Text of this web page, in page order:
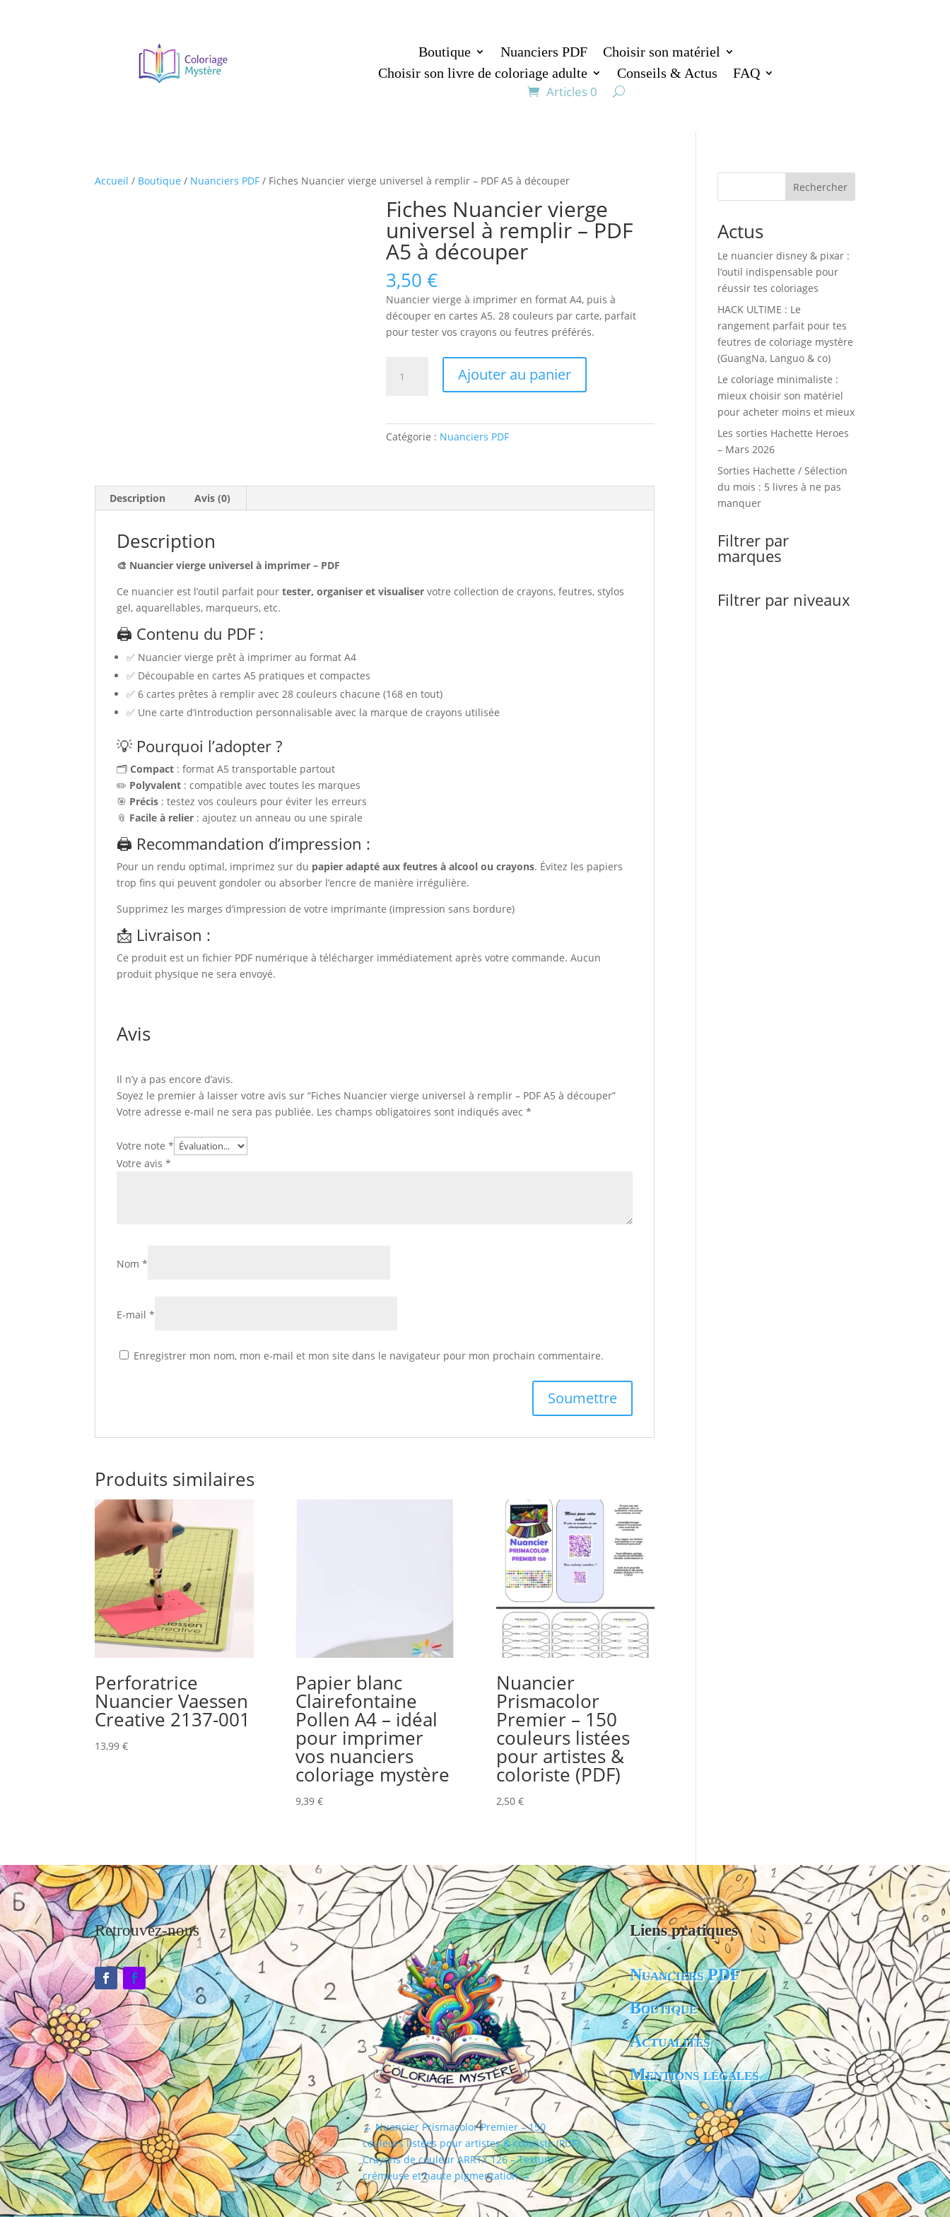
Boutique Nuanciers PDF
Choisir son matériel
Choisir son livre de coloriage adulte
Conseils & Actus FAQ
Articles 0
Accueil / Boutique / Nuanciers PDF / Fiches Nuancier vierge universel à remplir – PDF A5 à découper
Fiches Nuancier vierge
universel à remplir – PDF
A5 à découper
3,50€
Nuancier vierge à imprimer en format A4, puis à
découper en cartes A5. 28 couleurs par carte, parfait
pour tester vos crayons ou feutres préférés.
vierge
universel
PDF
Ajouter au panier
Catégorie : Nuanciers PDF
Description Avis (0)
Description
🎨 Nuancier vierge universel à imprimer – PDF
Ce nuancier est l’outil parfait pourtester, organiser et visualiser votre collection de crayons, feutres, stylos
gel, aquarellables, marqueurs, etc.
🖨️ Contenu du PDF :
✅ Nuancier vierge prêt à imprimer au format A4
✅ Découpable en cartes A5 pratiques et compactes
✅ 6 cartes prêtes à remplir avec 28 couleurs chacune (168 en tout)
✅ Une carte d’introduction personnalisable avec la marque de crayons utilisée
💡 Pourquoi l’adopter ?
🗂️Compact : format A5 transportable partout
✏️ Polyvalent : compatible avec toutes les marques
🎯 Précis : testez vos couleurs pour éviter les erreurs
📎 Facile à relier : ajoutez un anneau ou une spirale
🖨️ Recommandation d’impression :
Pour un rendu optimal, imprimez sur du papier adapté aux feutres à alcool ou crayons. Évitez les papiers
trop fins qui peuvent gondoler ou absorber l’encre de manière irrégulière.
Supprimez les marges d’impression de votre imprimante (impression sans bordure)
📩 Livraison :
Ce produit est un fichier PDF numérique à télécharger immédiatement après votre commande. Aucun
produit physique ne sera envoyé.
Avis
Il n’y a pas encore d’avis.
Soyez le premier à laisser votre avis sur “Fiches Nuancier vierge universel à remplir – PDF A5 à découper”
Votre adresse e-mail ne sera pas publiée. Les champs obligatoires sont indiqués avec*
Votre note*
Votre avis*
Nom*
E-mail*
Enregistrer mon nom, mon e-mail et mon site dans le navigateur pour mon prochain commentaire.
Produits similaires
Perforatrice
Nuancier Vaessen
Creative 2137-001
13,99€
Papier blanc
Clairefontaine
Pollen A4 – idéal
pour imprimer
vos nuanciers
coloriage mystère
9,39 €
Nuancier
Prismacolor
Premier – 150
couleurs listées
pour artistes &
coloriste (PDF)
2,50 €
Rechercher
Actus
Le nuancier disney & pixar :
l’outil indispensable pour
réussir tes coloriages
HACK ULTIME : Le
rangement parfait pour tes
feutres de coloriage mystère
(GuangNa, Languo & co)
Le coloriage minimaliste :
mieux choisir son matériel
pour acheter moins et mieux
Les sorties Hachette Heroes
– Mars 2026
Sorties Hachette / Sélection
du mois : 5 livres à ne pas
manquer
Filtrer par
marques
Filtrer par niveaux
Retrouvez-nous
←Nuancier Prismacolor Premier – 150
couleurs listées pour artistes & coloriste (PDF)
Crayons de couleur ARRTX 126 – Texture
crémeuse et haute pigmentation→
Liens pratiques
Nuanciers PDF
Boutique
Actualités
Mentions légales